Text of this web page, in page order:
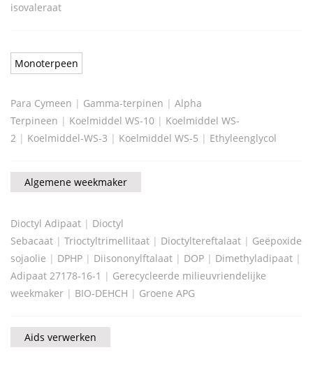
isovaleraat
Monoterpeen
Para Cymeen | Gamma-terpinen | Alpha
Terpineen | Koelmiddel WS-10 | Koelmiddel WS-
2 | Koelmiddel-WS-3 | Koelmiddel WS-5 | Ethyleenglycol
Algemene weekmaker
Dioctyl Adipaat | Dioctyl
Sebacaat | Trioctyltrimellitaat | Dioctyltereftalaat |
sojaolie | DPHP | Diisononylftalaat | DOP | Dimethyladipaat |
Adipaat 27178-16-1 | Gerecycleerde milieuvriendelijke
weekmaker | BIO-DEHCH | Groene APG
Aids verwerken